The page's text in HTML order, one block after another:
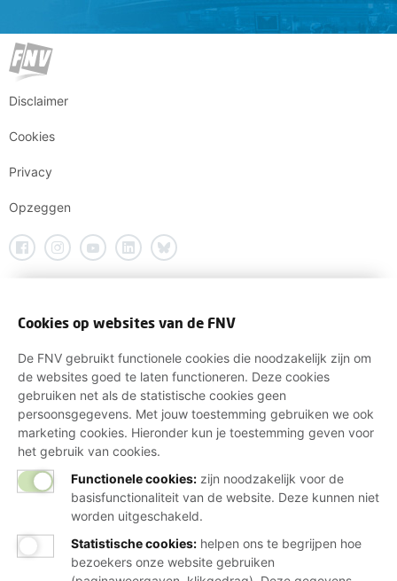
Disclaimer
Cookies
Privacy
Opzeggen
Cookies op websites van de FNV
De FNV gebruikt functionele cookies die noodzakelijk zijn om
de websites goed te laten functioneren. Deze cookies
gebruiken net als de statistische cookies geen
persoonsgegevens. Met jouw toestemming gebruiken we ook
marketing cookies. Hieronder kun je toestemming geven voor
het gebruik van cookies.
Functionele cookies: zijn noodzakelijk voor de
basisfunctionaliteit van de website. Deze kunnen niet
worden uitgeschakeld.
Statistische cookies: helpen ons te begrijpen hoe
bezoekers onze website gebruiken